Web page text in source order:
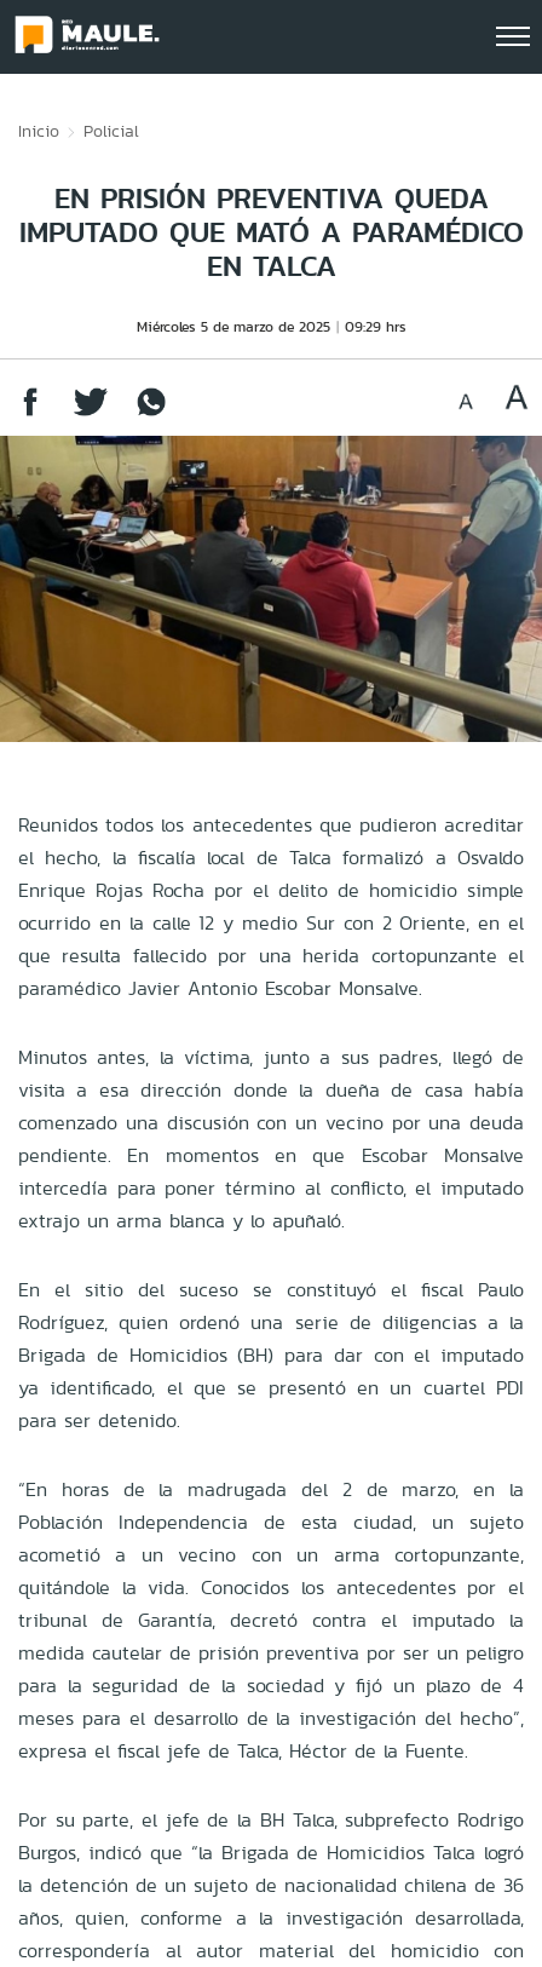
Inicio Policial
EN PRISIÓN PREVENTIVA QUEDA
IMPUTADO QUE MATÓ A PARAMÉDICO
EN TALCA
Miércoles 5 de marzo de 2025 09:29 hrs
Reunidos todos los antecedentes que pudieron acreditar
el hecho, la fiscalía local de Talca formalizó a Osvaldo
Enrique Rojas Rocha por el delito de homicidio simple
ocurrido en la calle 12 y medio Sur con 2 Oriente, en el
que resulta fallecido por una herida cortopunzante el
paramédico Javier Antonio Escobar Monsalve.
Minutos antes, la víctima, junto a sus padres, llegó de
visita a esa dirección donde la dueña de casa había
comenzado una discusión con un vecino por una deuda
pendiente. En momentos en que Escobar Monsalve
intercedía para poner término al conflicto, el imputado
extrajo un arma blanca y lo apuñaló.
En el sitio del suceso se constituyó el fiscal Paulo
Rodríguez, quien ordenó una serie de diligencias a la
Brigada de Homicidios (BH) para dar con el imputado
ya identificado, el que se presentó en un cuartel PDI
para ser detenido.
“En horas de la madrugada del 2 de marzo, en la
Población Independencia de esta ciudad, un sujeto
acometió a un vecino con un arma cortopunzante,
quitándole la vida. Conocidos los antecedentes por el
tribunal de Garantía, decretó contra el imputado la
medida cautelar de prisión preventiva por ser un peligro
para la seguridad de la sociedad y fijó un plazo de 4
meses para el desarrollo de la investigación del hecho”,
expresa el fiscal jefe de Talca, Héctor de la Fuente.
Por su parte, el jefe de la BH Talca, subprefecto Rodrigo
Burgos, indicó que “la Brigada de Homicidios Talca logró
la detención de un sujeto de nacionalidad chilena de 36
años, quien, conforme a la investigación desarrollada,
correspondería al autor material del homicidio con